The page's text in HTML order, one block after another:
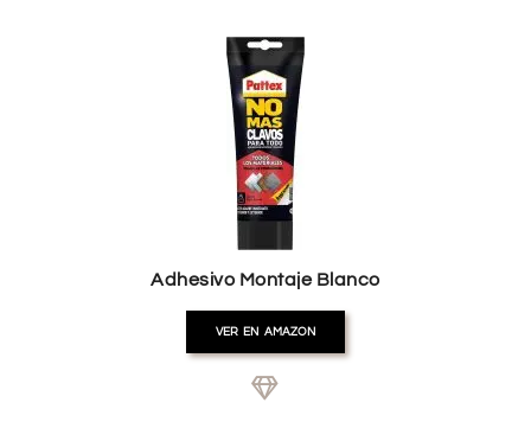
Adhesivo Montaje Blanco
VER EN AMAZON